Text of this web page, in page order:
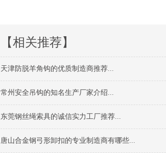
【相关推荐】
天津防脱羊角钩的优质制造商推荐...
常州安全吊钩的知名生产厂家介绍...
东莞钢丝绳索具的诚信实力工厂推荐...
唐山合金钢弓形卸扣的专业制造商有哪些...